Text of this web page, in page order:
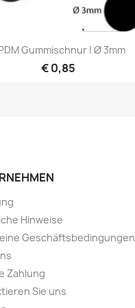
Vorschau
Gummischnur | Ø 3mm
€ 0,85
Hinweise
Geschäftsbedingungen
Zahlung
Sie uns